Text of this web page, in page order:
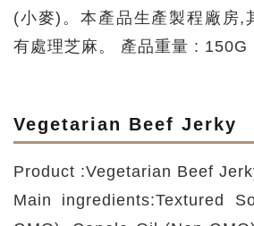
(小麥)。本產品生產製程廠房,
有處理芝麻。 產品重量 : 150G
Vegetarian Beef Jerky
Product :Vegetarian Beef
Main ingredients:Textured